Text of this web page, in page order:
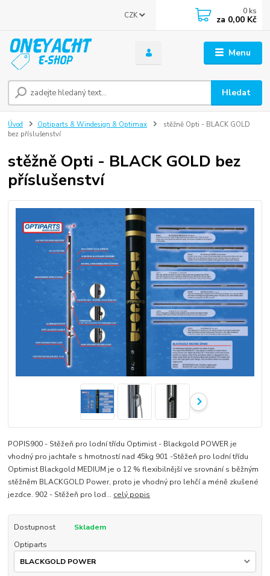
Menu
CZK
Hledat
0 ks
za 0,00 Kč
Úvod Optiparts & Windesign & Optimax
stěžně Opti - BLACK GOLD
bez příslušenství
stěžně Opti - BLACK GOLD bez
příslušenství
POPIS900 - Stěžeň pro lodní třídu Optimist - Blackgold POWER je
vhodný pro jachtaře s hmotností nad 45kg 901 -Stěžeň pro lodní třídu
Optimist Blackgold MEDIUM je o 12 % flexibilnější ve srovnání s běžným
stěžněm BLACKGOLD Power, proto je vhodný pro lehčí a méně zkušené
jezdce. 902 - Stěžeň pro lod... celý popis
Dostupnost
Skladem
Optiparts